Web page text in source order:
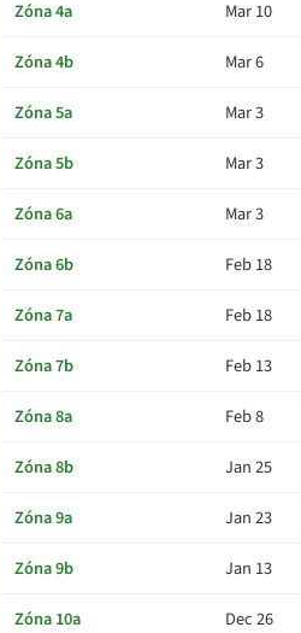
Zóna 4a
Mar 10
Zóna 4b
Mar 6
Zóna 5a
Mar 3
Zóna 5b
Mar 3
Zóna 6a
Mar 3
Zóna 6b
Feb 18
Zóna 7a
Feb 18
Zóna 7b
Feb 13
Zóna 8a
Feb 8
Zóna 8b
Jan 25
Zóna 9a
Jan 23
Zóna 9b
Jan 13
Zóna 10a
Dec 26